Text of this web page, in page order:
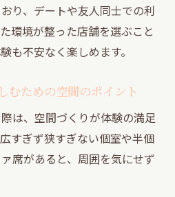
り、デートや友人同士での利
環境が整った店舗を選ぶこと
も不安なく楽しめます。
むための空間のポイント
は、空間づくりが体験の満足
すぎず狭すぎない個室や半個
席があると、周囲を気にせず